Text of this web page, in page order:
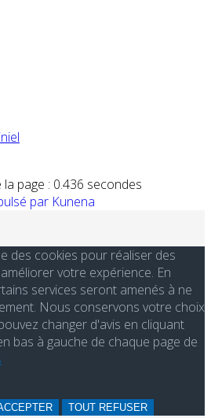
page : 0.436 secondes
par Kunena
des cookies pour réaliser des
votre expérience. En
services seront amenés à ne
Nous conservons votre choix
changer d'avis en cliquant
bas à gauche de chaque page de
TOUT REFUSER